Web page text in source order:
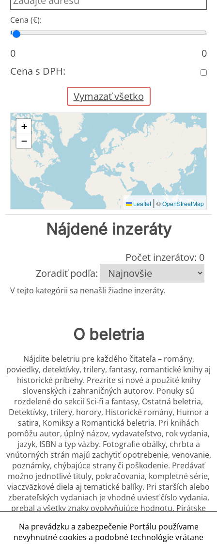
Cena (€):
Cena od
Cena do
0
0
Cena s DPH:
Vymazať všetko
+
−
Leaflet | ©OpenStreetMap
Nájdené inzeráty
Počet inzerátov: 0
Zoradiť podľa:
V tejto kategórii sa nenašli žiadne inzeráty.
O beletria
Nájdite beletriu pre každého čitateľa – romány,
poviedky, detektívky, trilery, fantasy, romantické knihy aj
historické príbehy. Prezrite si nové a použité knihy
slovenských i zahraničných autorov. Ponuky sú
rozdelené do sekcií Sci-fi a fantasy, Ostatná beletria,
Detektívky, trilery, horory, Historické romány, Humor a
satira, Komiksy a Romantická beletria. Pri knihách
pomôžu autor, úplný názov, vydavateľstvo, rok vydania,
jazyk, ISBN a typ väzby. Fotografie obálky, chrbta a
vnútorných strán majú zachytiť opotrebenie, venovanie,
poznámky, chýbajúce strany či poškodenie. Predávať
možno jednotlivé tituly, pokračovania, kompletné série,
viaczväzkové diela aj tematické balíky. Pri starších alebo
zberateľských vydaniach je vhodné uviesť číslo vydania,
prebal a všetky znaky ovplyvňujúce hodnotu. Pirátske
povolené; ponuka má smerovať na originálne výtlačky.
Väčšie knižné súbory sa hodia na osobný odber,
Na prevádzku a zabezpečenie Portálu používame
nevyhnutné cookies a podobné technológie vrátane